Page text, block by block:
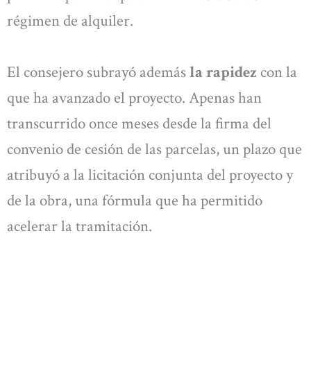
régimen de alquiler.
El consejero subrayó ademásla rapidez con la
que ha avanzado el proyecto. Apenas han
transcurrido once meses desde la firma del
convenio de cesión de las parcelas, un plazo que
atribuyó a la licitación conjunta del proyecto y
de la obra, una fórmula que ha permitido
acelerar la tramitación.